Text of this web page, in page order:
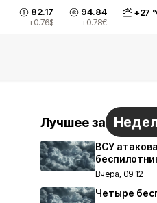
82.17
+0.76$
94.84
+0.78€
+27
Лучшее за
ВСУ
Вчера, 09:12
Четыре